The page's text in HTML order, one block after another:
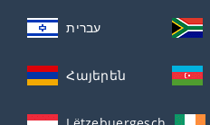
עברית
Հայերեն